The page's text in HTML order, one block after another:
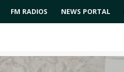
FM RADIOS NEWS PORTAL